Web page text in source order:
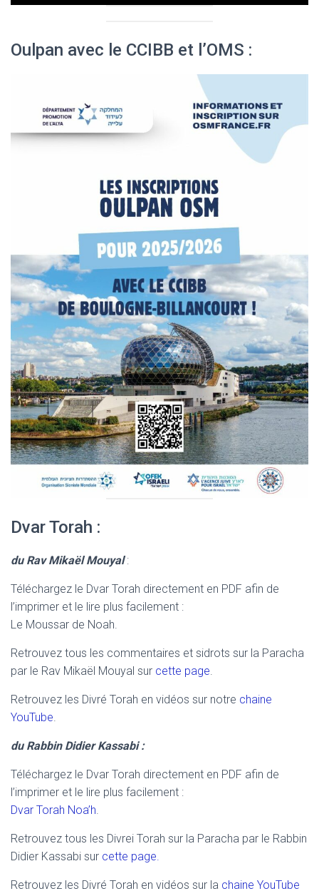
Oulpan avec le CCIBB et l’OMS :
Dvar Torah :
du Rav Mikaël Mouyal:
Téléchargez le Dvar Torah directement en PDF afin de
l’imprimer et le lire plus facilement :
Le Moussar de Noah.
Retrouvez tous les commentaires et sidrots sur la Paracha
par le Rav Mikaël Mouyal sur cette page.
Retrouvez les Divré Torah en vidéos sur notre chaine
YouTube.
du Rabbin Didier Kassabi :
Téléchargez le Dvar Torah directement en PDF afin de
l’imprimer et le lire plus facilement :
Dvar Torah Noa’h.
Retrouvez tous les Divrei Torah sur la Paracha par le Rabbin
Didier Kassabi sur cette page.
Retrouvez les Divré Torah en vidéos sur la chaine YouTube